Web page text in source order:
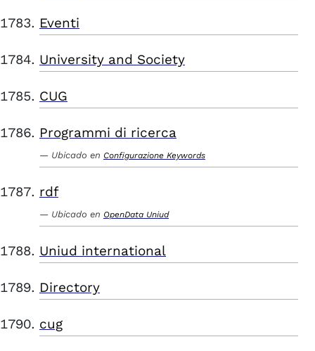
Eventi
University and Society
CUG
Programmi di ricerca
Ubicado en Configurazione Keywords
rdf
Ubicado en OpenData Uniud
Uniud international
Directory
cug